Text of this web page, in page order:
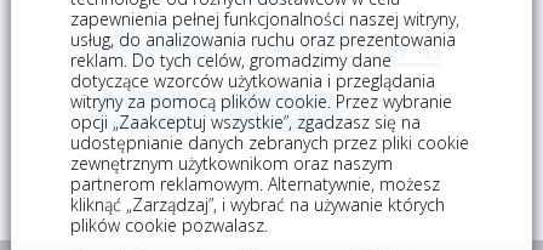
logowanie rejestracja
Mój koszyk (0)
zapewnienia pełnej funkcjonalności naszej witryny,
usług, do analizowania ruchu oraz prezentowania
reklam. Do tych celów, gromadzimy dane
dotyczące wzorców użytkowania i przeglądania
witryny za pomocą plików cookie. Przez wybranie
opcji „Zaakceptuj wszystkie”, zgadzasz się na
udostępnianie danych zebranych przez pliki cookie
zewnętrznym użytkownikom oraz naszym
partnerom reklamowym. Alternatywnie, możesz
kliknąć „Zarządzaj”, i wybrać na używanie których
plików cookie pozwalasz.